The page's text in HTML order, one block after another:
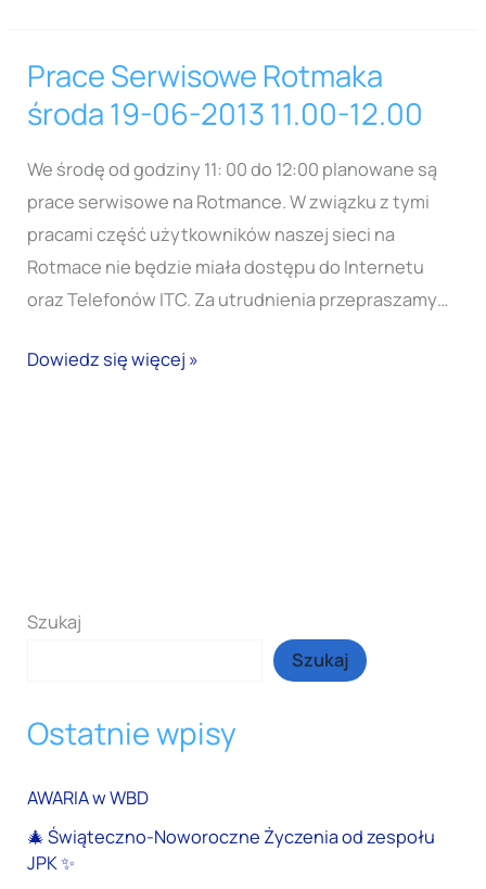
Prace Serwisowe Rotmaka
środa 19-06-2013 11.00-12.00
We środę od godziny 11: 00 do 12:00 planowane są
prace serwisowe na Rotmance. W związku z tymi
pracami część użytkowników naszej sieci na
Rotmace nie będzie miała dostępu do Internetu
oraz Telefonów ITC. Za utrudnienia przepraszamy…
Prace
Serwisowe
środa
19-
06-
2013
11.00-
Dowiedz się więcej »
Szukaj
Szukaj
Ostatnie wpisy
AWARIA w WBD
🎄 Świąteczno-Noworoczne Życzenia od zespołu
JPK ✨